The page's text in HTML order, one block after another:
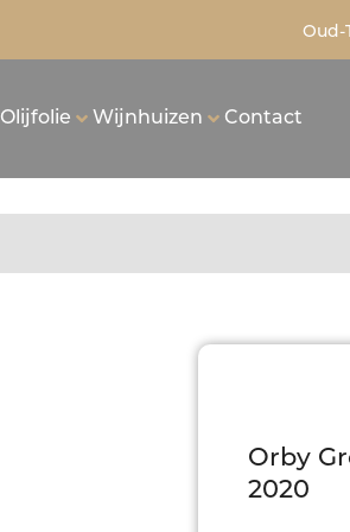
Oud-
Olijfolie Wijnhuizen Contact
Orby
2020